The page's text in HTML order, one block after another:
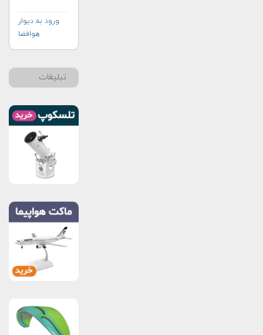
ورود به دیوار
هوافضا
تبلیغات